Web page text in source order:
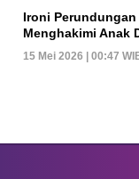
Ironi
Menghakimi Anak
15 Mei 2026 | 00:47